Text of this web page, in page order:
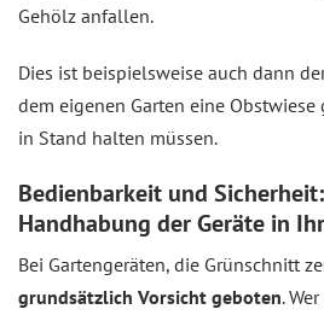
Gehölz anfallen.
Dies ist beispielsweise auch dann
dem eigenen Garten eine
in Stand halten müssen.
Bedienbarkeit und
Handhabung der Geräte in
Bei Gartengeräten, die Grünschnitt
grundsätzlich Vorsicht geboten.